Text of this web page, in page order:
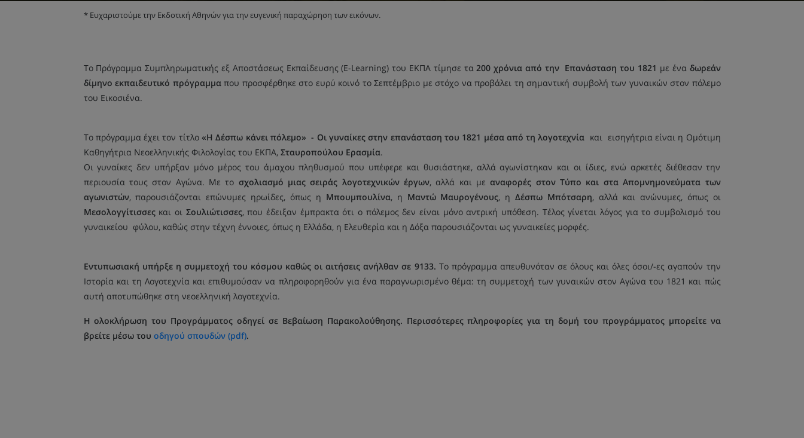
* Ευχαριστούμε την Εκδοτική Αθηνών για την ευγενική παραχώρηση των εικόνων.
Το Πρόγραμμα Συμπληρωματικής εξ Αποστάσεως Εκπαίδευσης (E-Learning) του ΕΚΠΑ τίμησε τα200 χρόνια από την Επανάσταση του 1821 με ένα δωρεάν
δίμηνο εκπαιδευτικό πρόγραμμαπου προσφέρθηκε στο ευρύ κοινό το Σεπτέμβριο με στόχο να προβάλει τη σημαντική συμβολή των γυναικών στον πόλεμο
του Εικοσιένα.
Το πρόγραμμα έχει τον τίτλο «Η Δέσπω κάνει πόλεμο» - Οι γυναίκες στην επανάσταση του 1821 μέσα από τη λογοτεχνία και εισηγήτρια είναι η Ομότιμη
Καθηγήτρια Νεοελληνικής Φιλολογίας του ΕΚΠΑ, Σταυροπούλου Ερασμία.
Οι γυναίκες δεν υπήρξαν μόνο μέρος του άμαχου πληθυσμού που υπέφερε και θυσιάστηκε, αλλά αγωνίστηκαν και οι ίδιες, ενώ αρκετές διέθεσαν την
περιουσία τους στον Αγώνα. Με το σχολιασμό μιας σειράς λογοτεχνικών έργων, αλλά και μεαναφορές στον Τύπο και στα Απομνημονεύματα των
αγωνιστών, παρουσιάζονται επώνυμες ηρωίδες, όπως η Μπουμπουλίνα, η Μαντώ Μαυρογένους, ηΔέσπω Μπότσαρη, αλλά και ανώνυμες, όπως οι
Μεσολογγίτισσες και οι Σουλιώτισσες, που έδειξαν έμπρακτα ότι ο πόλεμος δεν είναι μόνο αντρική υπόθεση. Τέλος γίνεται λόγος για το συμβολισμό του
γυναικείου φύλου, καθώς στην τέχνη έννοιες, όπως η Ελλάδα, η Ελευθερία και η Δόξα παρουσιάζονται ως γυναικείες μορφές.
Εντυπωσιακή υπήρξε η συμμετοχή του κόσμου καθώς οι αιτήσεις ανήλθαν σε 9133. Το πρόγραμμα απευθυνόταν σε όλους και όλες όσοι/-ες αγαπούν την
Ιστορία και τη Λογοτεχνία και επιθυμούσαν να πληροφορηθούν για ένα παραγνωρισμένο θέμα: τη συμμετοχή των γυναικών στον Αγώνα του 1821 και πώς
αυτή αποτυπώθηκε στη νεοελληνική λογοτεχνία.
Η ολοκλήρωση του Προγράμματος οδηγεί σε Βεβαίωση Παρακολούθησης. Περισσότερες πληροφορίες για τη δομή του προγράμματος μπορείτε να
βρείτε μέσω του οδηγού σπουδών (pdf).